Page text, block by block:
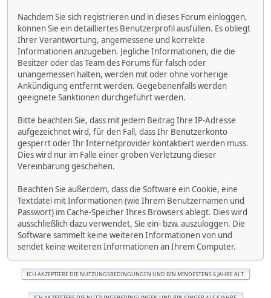
Nachdem Sie sich registrieren und in dieses Forum einloggen,
können Sie ein detailliertes Benutzerprofil ausfüllen. Es obliegt
Ihrer Verantwortung, angemessene und korrekte
Informationen anzugeben. Jegliche Informationen, die die
Besitzer oder das Team des Forums für falsch oder
unangemessen halten, werden mit oder ohne vorherige
Ankündigung entfernt werden. Gegebenenfalls werden
geeignete Sanktionen durchgeführt werden.
Bitte beachten Sie, dass mit jedem Beitrag Ihre IP-Adresse
aufgezeichnet wird, für den Fall, dass Ihr Benutzerkonto
gesperrt oder Ihr Internetprovider kontaktiert werden muss.
Dies wird nur im Falle einer groben Verletzung dieser
Vereinbarung geschehen.
Beachten Sie außerdem, dass die Software ein Cookie, eine
Textdatei mit Informationen (wie Ihrem Benutzernamen und
Passwort) im Cache-Speicher Ihres Browsers ablegt. Dies wird
ausschließlich dazu verwendet, Sie ein- bzw. auszuloggen. Die
Software sammelt keine weiteren Informationen von und
sendet keine weiteren Informationen an Ihrem Computer.